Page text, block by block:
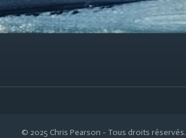
© 2025 Chris Pearson - Tous droits réservés.